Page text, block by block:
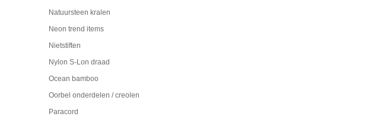
Natuursteen kralen
Neon trend items
Nietstiften
Nylon S-Lon draad
Ocean bamboo
Oorbel onderdelen / creolen
Paracord